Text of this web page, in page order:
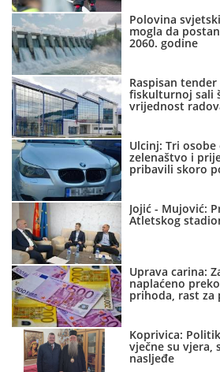
Polovina
mogla da
2060. godine
Raspisan
fiskulturnoj sali
vrijednost
Ulcinj: Tri
zelenaštvo i
pribavili skoro
Jojić - Mujović:
Atletskog
Uprava carina:
naplaćeno
prihoda, rast za
Koprivica:
vječne su vjera,
nasljeđe